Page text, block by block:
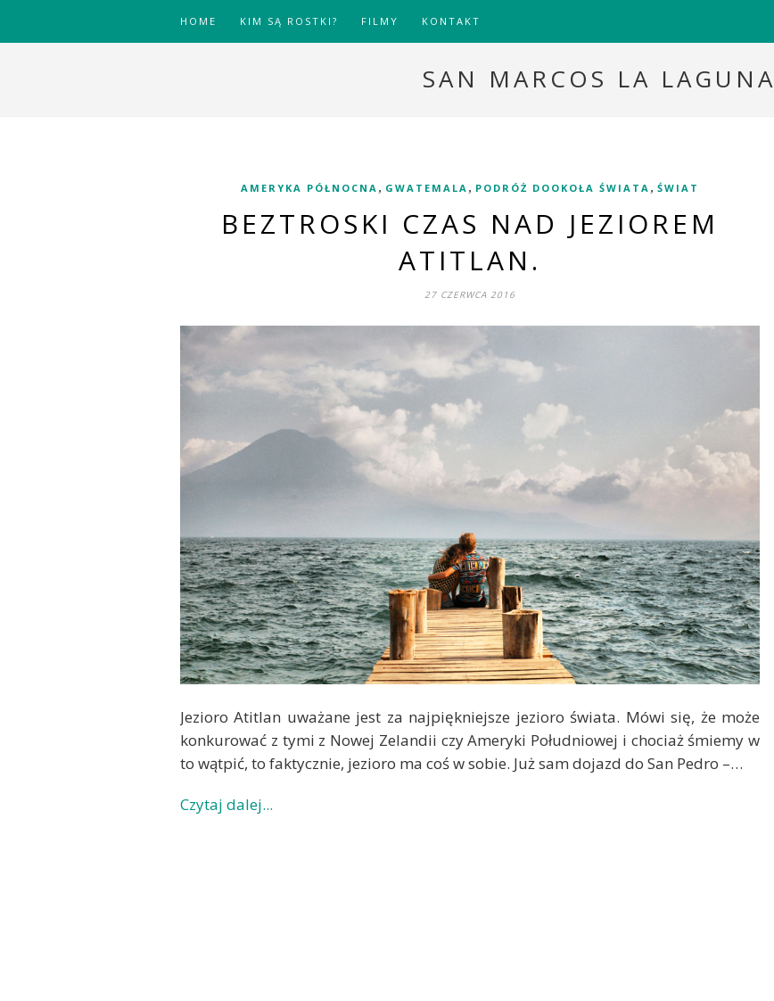
HOME KIM SĄ ROSTKI? FILMY KONTAKT
SAN MARCOS LA LAGUNA
AMERYKA PÓŁNOCNA , GWATEMALA , PODRÓŻ DOOKOŁA ŚWIATA , ŚWIAT
BEZTROSKI CZAS NAD JEZIOREM
ATITLAN.
27 CZERWCA 2016
Jezioro Atitlan uważane jest za najpiękniejsze jezioro świata. Mówi się, że może
konkurować z tymi z Nowej Zelandii czy Ameryki Południowej i chociaż śmiemy w
to wątpić, to faktycznie, jezioro ma coś w sobie. Już sam dojazd do San Pedro –…
Czytaj dalej...